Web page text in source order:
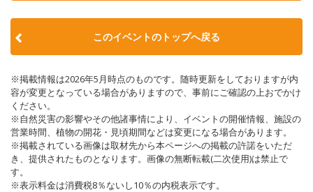
このイベントのトップへ戻る
※掲載情報は2026年5月時点のものです。随時更新をしておりますが内
容が変更となっている場合がありますので、事前にご確認の上おでかけ
ください。
※自然災害の影響やその他諸事情により、イベントの開催情報、施設の
営業時間、植物の開花・見頃期間などは変更になる場合があります。
※掲載されている画像は取材先から本ページへの掲載の許諾をいただ
き、提供されたものとなります。画像の無断転載(二次使用)は禁止で
す。
※表示料金は消費税8％ないし10％の内税表示です。